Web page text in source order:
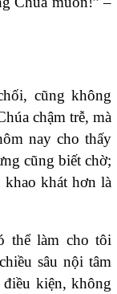
cũng không
chậm trễ, mà
nay cho thấy
cũng biết chờ;
khao khát hơn là
thể làm cho tôi
sâu nội tâm
kiện, không